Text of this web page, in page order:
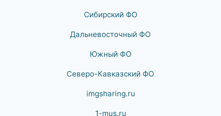
Сибирский ФО
Дальневосточный ФО
Южный ФО
Северо-Кавказский ФО
imgsharing.ru
1-mus.ru